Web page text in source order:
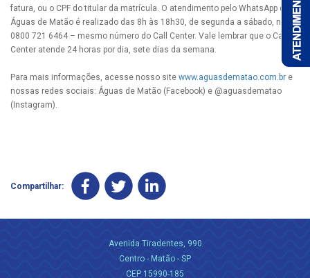
fatura, ou o CPF do titular da matrícula. O atendimento pelo WhatsApp da
Águas de Matão é realizado das 8h às 18h30, de segunda a sábado, no
0800 721 6464 – mesmo número do Call Center. Vale lembrar que o Call
Center atende 24 horas por dia, sete dias da semana.
Para mais informações, acesse nosso site www.aguasdematao.com.br e
nossas redes sociais: Águas de Matão (Facebook) e @aguasdematao
(Instagram).
Compartilhar:
Avenida Tiradentes, 990
Centro - Matão - SP
CEP 15990-185